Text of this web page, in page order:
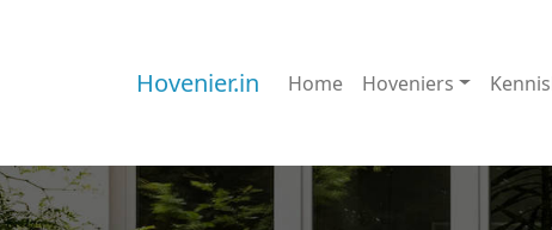
Hovenier.in Home Hoveniers